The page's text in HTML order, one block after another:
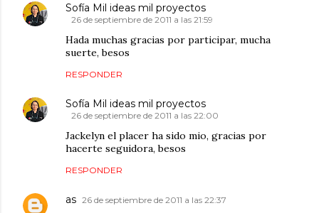
Sofía Mil ideas mil proyectos
26 de septiembre de 2011 a las 21:59
Hada muchas gracias por participar, mucha
suerte, besos
RESPONDER
Sofía Mil ideas mil proyectos
26 de septiembre de 2011 a las 22:00
Jackelyn el placer ha sido mio, gracias por
hacerte seguidora, besos
RESPONDER
as 26 de septiembre de 2011 a las 22:37